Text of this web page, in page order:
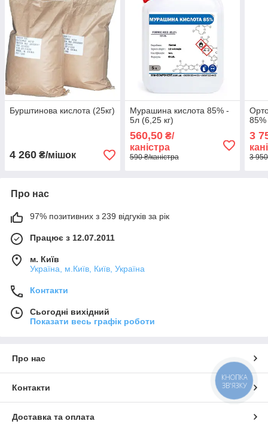
Бурштинова кислота (25кг)
4 260 ₴/мішок
Мурашина кислота 85% -
5л (6,25 кг)
560,50₴/
каністра
590 ₴/каністра
85%
3
3
Про нас
97% позитивних з 239 відгуків за рік
Працює з 12.07.2011
м. Київ
Україна, м.Київ, Київ, Україна
Контакти
Сьогодні вихідний
Показати весь графік роботи
Про нас
Контакти
Доставка та оплата
КНОПКА
ЗВ'ЯЗКУ